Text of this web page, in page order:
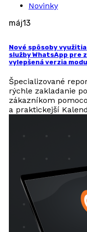
Novinky
máj13
Nové spôsoby
služby WhatsApp pre
vylepšená verzia
Špecializované
rýchle zakladanie
zákazníkom
a praktickejší